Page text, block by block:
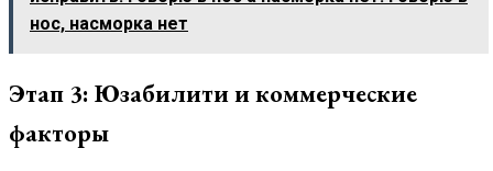
нос, насморка нет
Этап 3: Юзабилити и коммерческие
факторы